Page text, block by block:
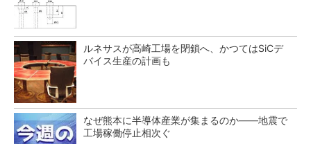
ルネサスが高崎工場を閉鎖へ、かつてはSiCデ
バイス生産の計画も
なぜ熊本に半導体産業が集まるのか――地震で
工場稼働停止相次ぐ